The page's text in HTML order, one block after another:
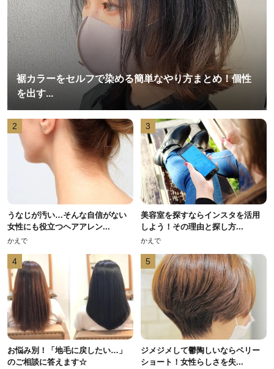
裾カラーをセルフで染める簡単なやり方まとめ！個性
を出す...
2
うなじが汚い…そんな自信がない
女性にも役立つヘアアレン...
かえで
3
美容室を探すならインスタを活用
しよう！その理由と探し方...
かえで
4
お悩み別！「地毛に戻したい…」
のご相談に答えます☆
5
ジメジメして鬱陶しいならベリー
ショート！女性らしさを失...